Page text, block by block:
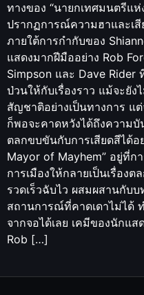
ทางของ “นายกเทศมนตรีแ
ปรากฏการณ์ความฮาและเ
ภายใต้การกำกับของ
แสดงมากฝีมืออย่าง Rob
Simpson และ Dave
ป่วนให้กับเรื่องราว แม้จะยั
สัญชาติอย่างเป็นทางการ แ
ก็พอจะคาดหวังได้ถึงความ
ตลกขบขันกับการเสียดสีได้อ
Mayor of Mayhem” อยู่ที่ก
การเมืองให้กลายเป็นเรื่องต
รวดเร็วฉับไว ผสมผสานกับ
สถานการณ์ที่คาดเดาไม่ได้
จากจอได้เลย เคมีของนักแ
Rob […]